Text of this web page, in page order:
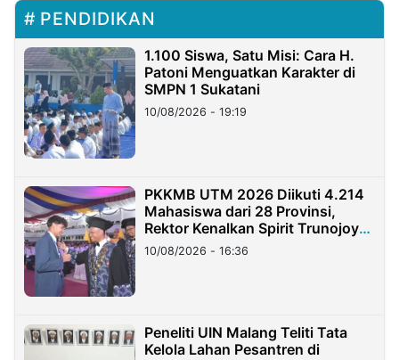
PENDIDIKAN
1.100 Siswa, Satu Misi: Cara H.
Patoni Menguatkan Karakter di
SMPN 1 Sukatani
10/08/2026 - 19:19
PKKMB UTM 2026 Diikuti 4.214
Mahasiswa dari 28 Provinsi,
Rektor Kenalkan Spirit Trunojoyo
Masa Kini
10/08/2026 - 16:36
Peneliti UIN Malang Teliti Tata
Kelola Lahan Pesantren di